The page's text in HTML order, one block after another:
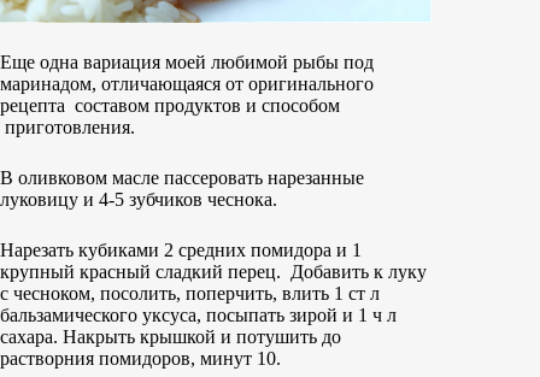
Еще одна вариация моей любимой рыбы под
маринадом, отличающаяся от оригинального
рецепта составом продуктов и способом
приготовления.
В оливковом масле пассеровать нарезанные
луковицу и 4-5 зубчиков чеснока.
Нарезать кубиками 2 средних помидора и 1
крупный красный сладкий перец. Добавить к луку
с чесноком, посолить, поперчить, влить 1 ст л
бальзамического уксуса, посыпать зирой и 1 ч л
сахара. Накрыть крышкой и потушить до
растворния помидоров, минут 10.